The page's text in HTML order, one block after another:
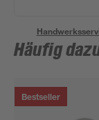
Häufig
Bestseller